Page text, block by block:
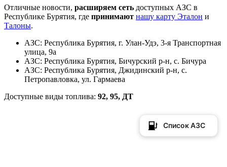
Отличные новости, расширяем сеть доступных АЗС в
Республике Бурятия, где принимают нашу карту Эталон и
Талоны.
АЗС: Республика Бурятия, г. Улан-Удэ, 3-я Транспортная
улица, 9а
АЗС: Республика Бурятия, Бичурский р-н, с. Бичура
АЗС: Республика Бурятия, Джидинский р-н, с.
Петропавловка, ул. Гармаева
Доступные виды топлива: 92, 95, ДТ